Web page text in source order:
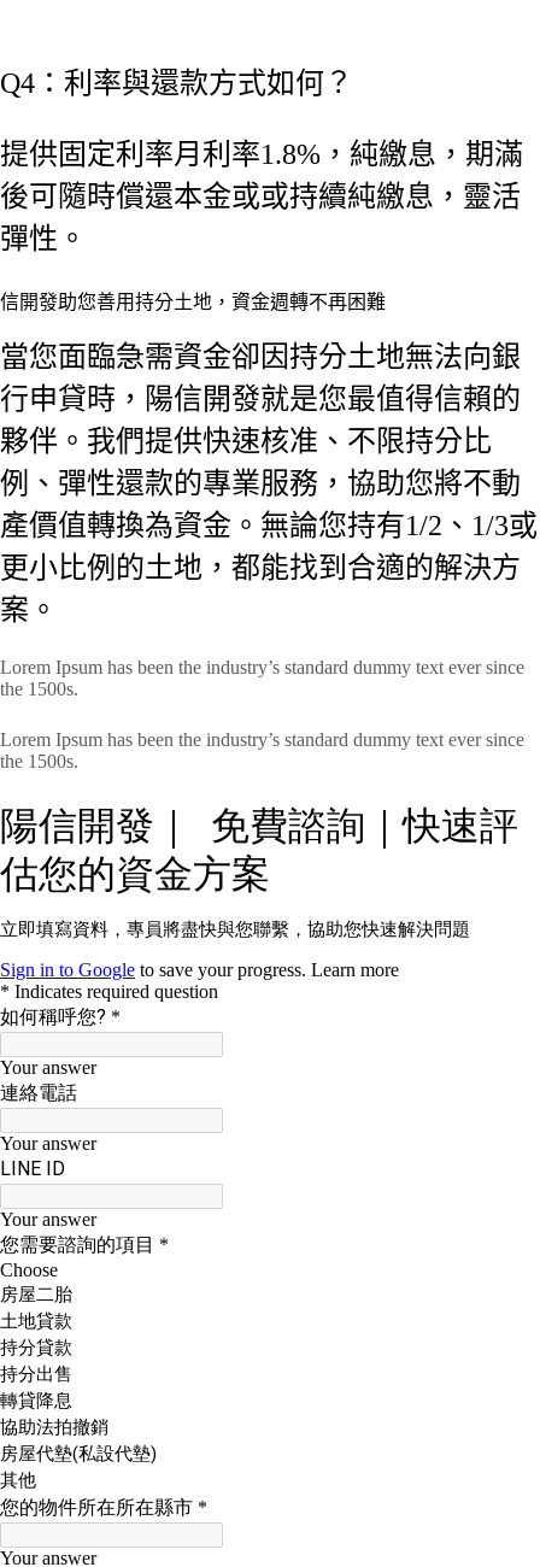
Q4：利率與還款方式如何？
提供固定利率月利率1.8%，純繳息，期滿
後可隨時償還本金或或持續純繳息，靈活
彈性。
信開發助您善用持分土地，資金週轉不再困難
當您面臨急需資金卻因持分土地無法向銀
行申貸時，陽信開發就是您最值得信賴的
夥伴。我們提供快速核准、不限持分比
例、彈性還款的專業服務，協助您將不動
產價值轉換為資金。無論您持有1/2、1/3或
更小比例的土地，都能找到合適的解決方
案。
Lorem Ipsum has been the industry’s standard dummy text ever since
the 1500s.
Lorem Ipsum has been the industry’s standard dummy text ever since
the 1500s.